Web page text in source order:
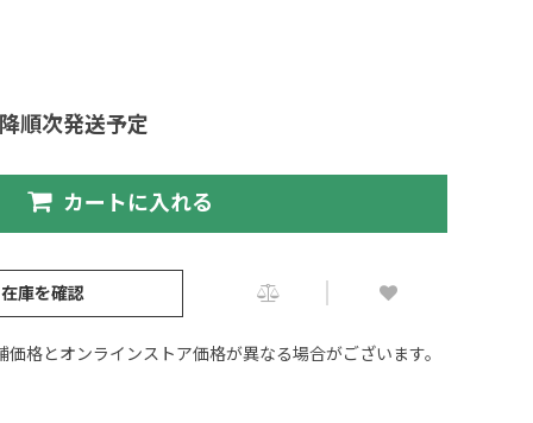
順次発送予定
カートに入れる
庫を確認
格とオンラインストア価格が異なる場合がございます。